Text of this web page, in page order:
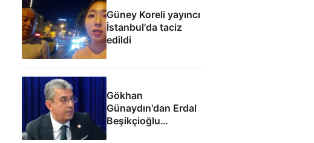
Güney Koreli yayıncı
İstanbul'da taciz
edildi
Gökhan
Günaydın'dan Erdal
Beşikçioğlu
eleştirisi: Siz kamu